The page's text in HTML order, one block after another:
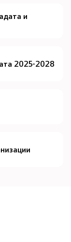
на
и
2025-2028